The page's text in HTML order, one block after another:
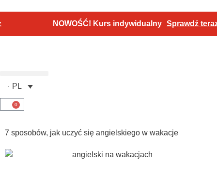
NOWOŚĆ! Kurs indywidualny Sprawdź teraz
PL
0
7 sposobów, jak uczyć się angielskiego w wakacje